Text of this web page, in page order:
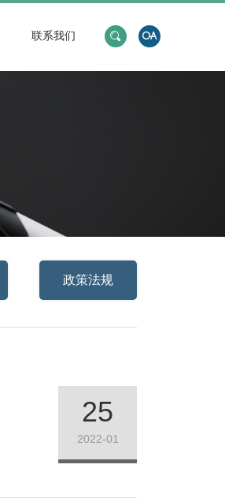
联系我们
政策法规
25
2022-01